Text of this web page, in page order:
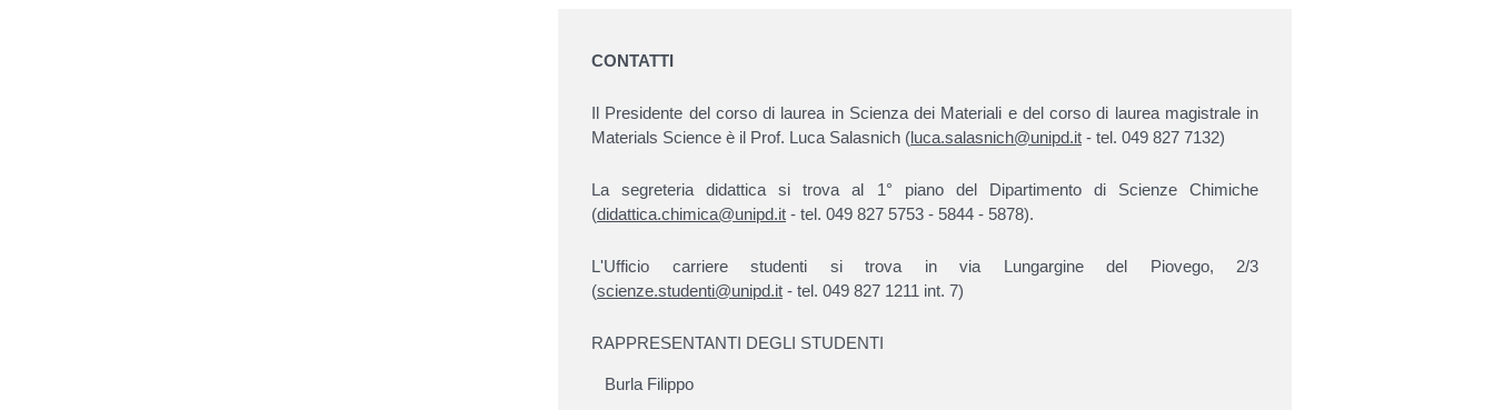
CONTATTI
Il Presidente del corso di laurea in Scienza dei Materiali e del corso di laurea magistrale in
Materials Science è il Prof. Luca Salasnich (luca.salasnich@unipd.it - tel. 049 827 7132)
La segreteria didattica si trova al 1° piano del Dipartimento di Scienze Chimiche
(didattica.chimica@unipd.it - tel. 049 827 5753 - 5844 - 5878).
L'Ufficio carriere studenti si trova in via Lungargine del Piovego, 2/3
(scienze.studenti@unipd.it - tel. 049 827 1211 int. 7)
RAPPRESENTANTI DEGLI STUDENTI
Burla Filippo